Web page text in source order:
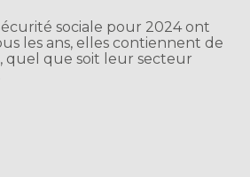
sociale pour 2024 ont
les ans, elles contiennent de
quel que soit leur secteur